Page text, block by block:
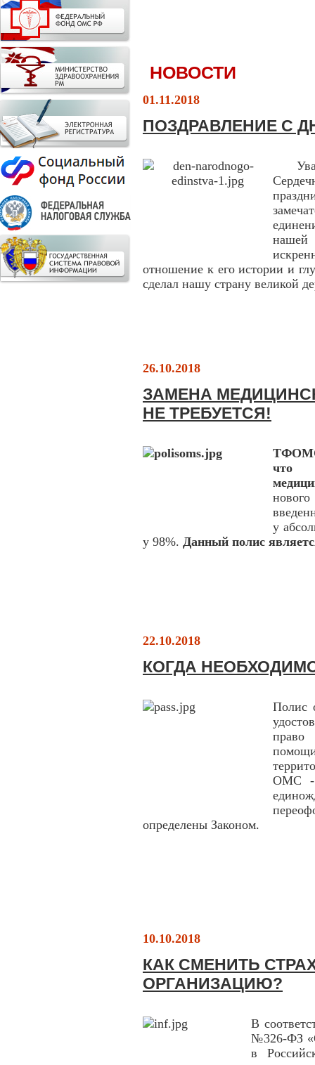
НОВОСТИ
01.11.2018
ПОЗДРАВЛЕНИЕ С
нашей
отношение к его истории и
сделал нашу страну великой
26.10.2018
ЗАМЕНА
НЕ ТРЕБУЕТСЯ!
что
у
у 98%. Данный полис
22.10.2018
КОГДА
Полис
право
ОМС -
определены Законом.
10.10.2018
КАК СМЕНИТЬ
ОРГАНИЗАЦИЮ?
В
№326-ФЗ
в